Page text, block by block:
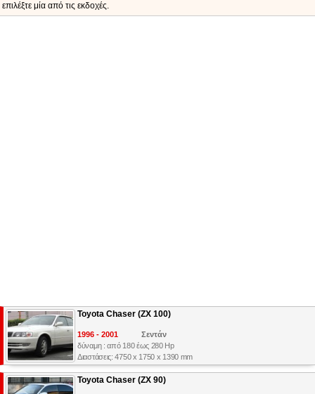
επιλέξτε μία από τις εκδοχές.
Toyota Chaser (ZX 100)
1996 - 2001
Σεντάν
δύναμη : από 180 έως 280 Hp
Διαστάσεις: 4750 x 1750 x 1390 mm
Toyota Chaser (ZX 90)